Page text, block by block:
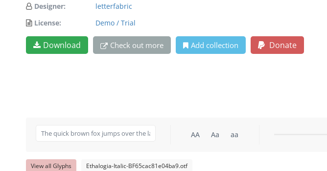
Designer:
letterfabric
License:
Demo / Trial
Download Check out more Add collection Donate
AA Aa aa
View all Glyphs Ethalogia-Italic-BF65cac81e04ba9.otf